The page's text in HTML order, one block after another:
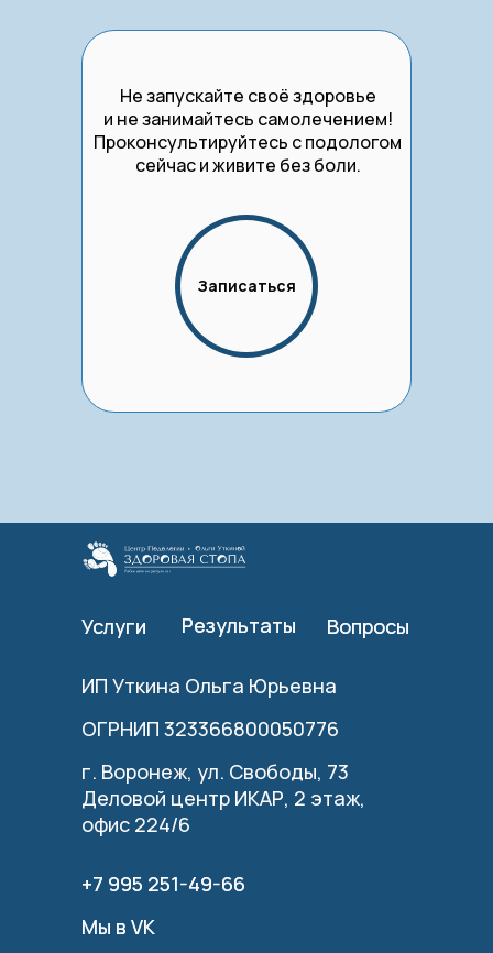
Не запускайте своё здоровье
и не занимайтесь самолечением!
Проконсультируйтесь с подологом
сейчас и живите без боли.
Записаться
Услуги
Услуги Результаты
Результаты Вопросы
Вопросы
ИП Уткина Ольга Юрьевна
ОГРНИП 323366800050776
+7 995 251-49-66
+7 995 251-49-66
г. Воронеж, ул. Свободы, 73
Деловой центр ИКАР, 2 этаж,
офис 224/6
Мы в VK
Мы в VK